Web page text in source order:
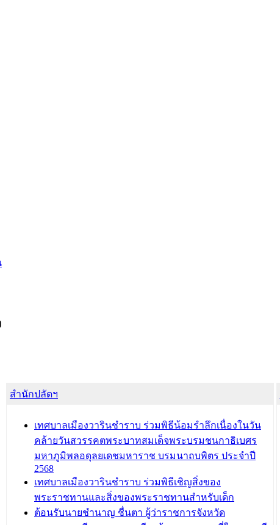
สำนักปลัดฯ
เทศบาลเมืองวารินชำราบ ร่วมพิธีน้อมรำลึกเนื่องในวัน
คล้ายวันสวรรคตพระบาทสมเด็จพระบรมชนกาธิเบศร
มหาภูมิพลอดุลยเดชมหาราช บรมนาถบพิตร ประจำปี
2568
เทศบาลเมืองวารินชำราบ ร่วมพิธีเชิญสิ่งของ
พระราชทานและสิ่งของพระราชทานสำหรับเด็ก
ต้อนรับนายชำนาญ ชื่นตา ผู้ว่าราชการจังหวัด